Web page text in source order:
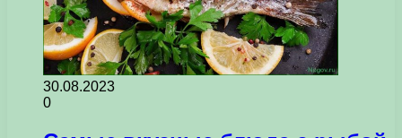
30.08.2023
0